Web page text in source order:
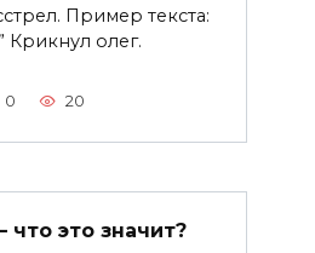
Пример текста:
Крикнул олег.
0 20
это значит?